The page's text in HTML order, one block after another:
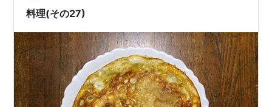
料理(その27)